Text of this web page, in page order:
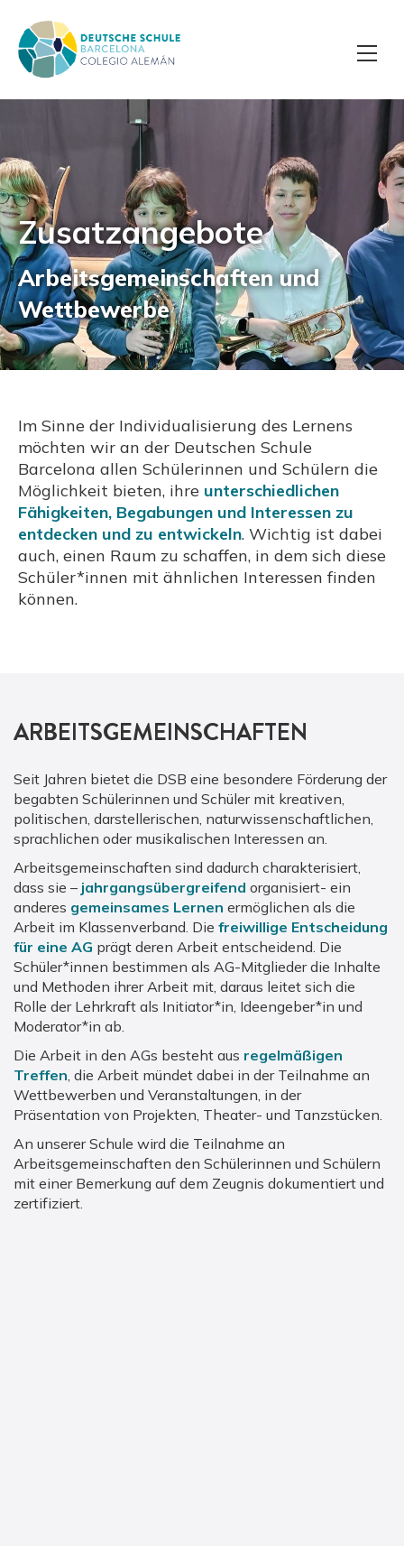
Zusatzangebote
Arbeitsgemeinschaften und
Wettbewerbe
Im Sinne der Individualisierung des Lernens
möchten wir an der Deutschen Schule
Barcelona allen Schülerinnen und Schülern die
Möglichkeit bieten, ihre unterschiedlichen
Fähigkeiten, Begabungen und Interessen zu
entdecken und zu entwickeln. Wichtig ist dabei
auch, einen Raum zu schaffen, in dem sich diese
Schüler*innen mit ähnlichen Interessen finden
können.
ARBEITSGEMEINSCHAFTEN
Seit Jahren bietet die DSB eine besondere Förderung der
begabten Schülerinnen und Schüler mit kreativen,
politischen, darstellerischen, naturwissenschaftlichen,
sprachlichen oder musikalischen Interessen an.
Arbeitsgemeinschaften sind dadurch charakterisiert,
dass sie – jahrgangsübergreifend organisiert- ein
anderes gemeinsames Lernen ermöglichen als die
Arbeit im Klassenverband. Die freiwillige Entscheidung
für eine AG prägt deren Arbeit entscheidend. Die
Schüler*innen bestimmen als AG-Mitglieder die Inhalte
und Methoden ihrer Arbeit mit, daraus leitet sich die
Rolle der Lehrkraft als Initiator*in, Ideengeber*in und
Moderator*in ab.
Die Arbeit in den AGs besteht aus regelmäßigen
Treffen , die Arbeit mündet dabei in der Teilnahme an
Wettbewerben und Veranstaltungen, in der
Präsentation von Projekten, Theater- und Tanzstücken.
An unserer Schule wird die Teilnahme an
Arbeitsgemeinschaften den Schülerinnen und Schülern
mit einer Bemerkung auf dem Zeugnis dokumentiert und
zertifiziert.